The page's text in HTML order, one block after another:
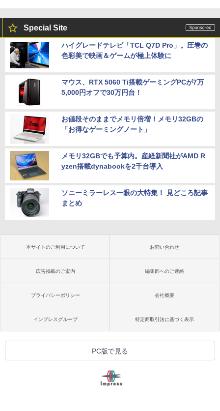
Special Site
ハイグレードテレビ「TCL Q7D Pro」。圧巻の
色彩美で映画＆ゲームが極上体験に
マウス、RTX 5060 Ti搭載ゲーミングPCが7万
5,000円オフで30万円台！
お値段そのままでメモリ倍増！メモリ32GBの
「お得なゲーミングノート」
メモリ32GBでも予算内。産経新聞社がAMD R
yzen搭載dynabookを2千台導入
ソニーミラーレス一眼の大特集！ 見どころ記事
まとめ
本サイトのご利用について お問い合わせ
広告掲載のご案内 編集部へのご連絡
プライバシーポリシー 会社概要
インプレスグループ 特定商取引法に基づく表示
PC版で見る